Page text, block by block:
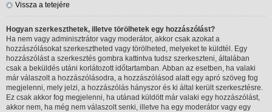
Vissza a tetejére
Hogyan szerkeszthetek, illetve törölhetek egy hozzászólást?
Ha nem vagy adminisztrátor vagy moderátor, akkor csak azokat a
hozzászólásokat szerkesztheted vagy törölheted, melyeket te küldtél. Egy
hozzászólást a szerkesztés gombra kattintva tudsz szerkeszteni, általában
csak a beküldés utáni korlátozott időtartamban. Abban az esetben, ha valaki
már válaszolt a hozzászólásodra, a hozzászólásod alatt egy apró szöveg fog
megjelenni, mely jelzi, a hozzászólás hányszor és ki által került szerkesztésre.
Ez csak akkor fog megjelenni, ha utánad küldött már valaki egy hozzászólást,
akkor nem, ha még nem válaszolt senki, illetve ha egy moderátor vagy egy